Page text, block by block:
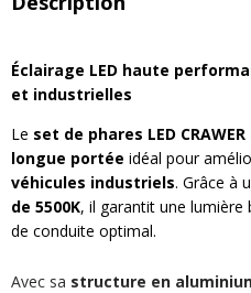
Éclairage LED haute
et industrielles
Le set de phares LED
longue portée idéal pour
véhicules industriels. Grâce à
de 5500K, il garantit une
de conduite optimal.
Avec sa structure en